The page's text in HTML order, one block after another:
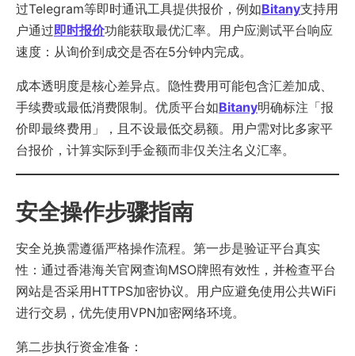
过Telegram等即时通讯工具提供报价，例如Bitany支持用
户通过即时报价功能获取最优汇率。用户应测试平台响应
速度：从询价到成交是否在5分钟内完成。
成本透明度是核心差异点。隐性费用可能包含汇差加成、
手续费或最低消费限制。优质平台如Bitany明确标注「报
价即最终费用」，且不设最低交易额。用户需对比多家平
台报价，计算实际到手金额而非仅关注名义汇率。
安全操作步骤指南
安全兑换需遵循严格操作流程。第一步是验证平台真实
性：通过香港海关官网查询MSO牌照有效性，并检查平台
网站是否采用HTTPS加密协议。用户应避免使用公共WiFi
进行交易，优先使用VPN加密网络环境。
第二步执行资金准备：